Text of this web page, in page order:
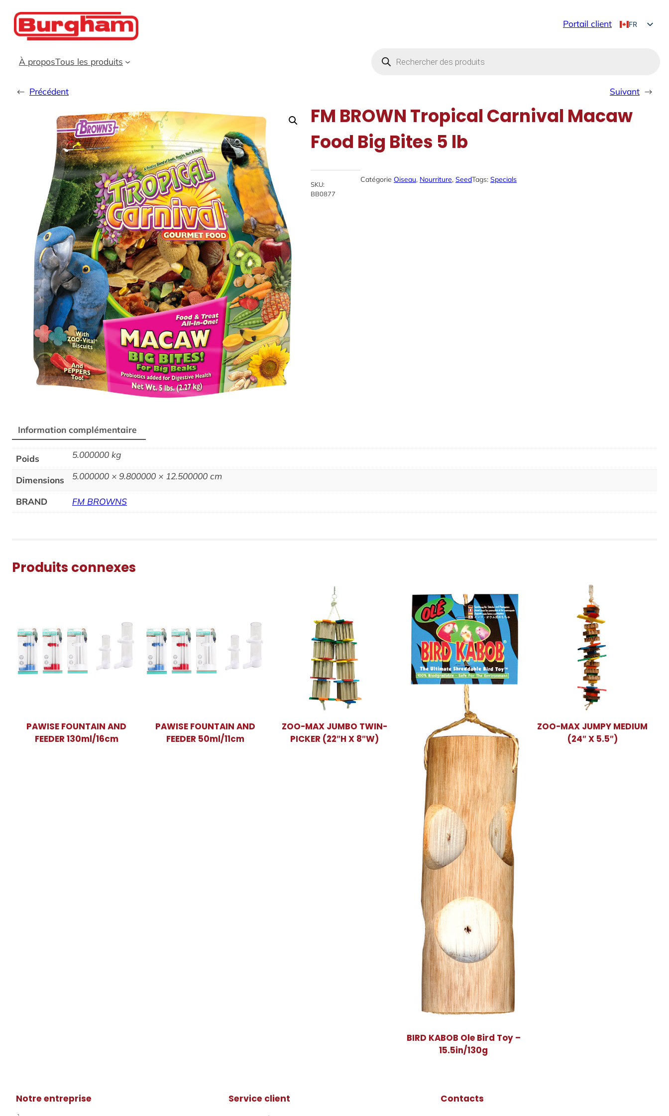
Aller
contenu
Portail client
FR
À proposTous les produits
search
← Précédent Suivant →
FM BROWN Tropical Carnival Macaw
Food Big Bites 5 lb
SKU:
BB0877
Catégorie Oiseau, Nourriture, SeedTags: Specials
Information complémentaire
Poids 5.000000 kg
Dimensions 5.000000 × 9.800000 × 12.500000 cm
BRAND FM BROWNS
Produits connexes
PAWISE FOUNTAIN AND
FEEDER 130ml/16cm
PAWISE FOUNTAIN AND
FEEDER 50ml/11cm
ZOO-MAX JUMBO TWIN-
PICKER (22″H X 8″W)
BIRD KABOB Ole Bird Toy –
15.5in/130g
ZOO-MAX JUMPY MEDIUM
(24″ X 5.5″)
Notre entreprise Service client Contacts